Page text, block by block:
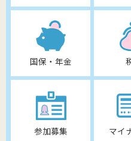
国保・年金
参加募集 マイ